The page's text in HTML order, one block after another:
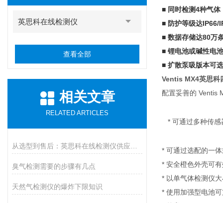
英思科在线检测仪
查看全部
相关文章
RELATED ARTICLES
臭气检测需要的步骤有几点
天然气检测仪的爆炸下限知识
■ 同时检测4种气体
■ 防护等级达IP66/
■ 数据存储达80万
■ 锂电池或碱性电
■ 扩散泵吸版本可选
Ventis MX4英思科
配置妥善的 Ventis
* 可通过多种传感
* 可通过选配的一
* 安全橙色外壳可
* 以单气体检测仪
* 使用加强型电池